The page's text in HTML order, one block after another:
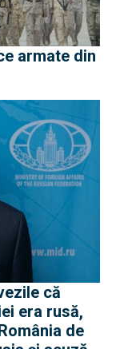
armate din
că
era rusă,
de